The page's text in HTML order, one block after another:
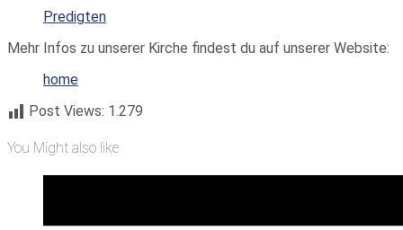
Predigten
Mehr Infos zu unserer Kirche findest du auf unserer Website:
home
Post Views: 1.279
You Might also like